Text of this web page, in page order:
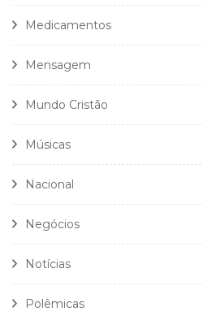
Medicamentos
Mensagem
Mundo Cristão
Músicas
Nacional
Negócios
Notícias
Polêmicas